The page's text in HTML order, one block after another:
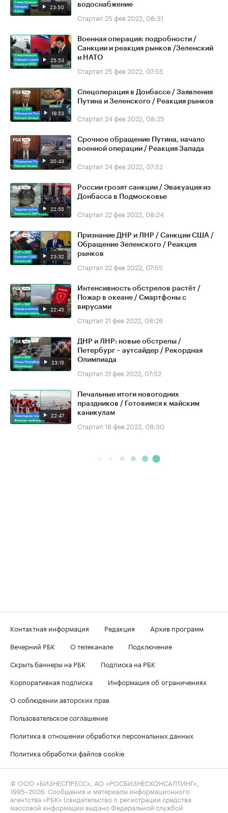
23:50
водоснабжение
Стартап 25 фев 2022, 08:31
25:53
Военная операция: подробности /
Санкции и реакция рынков /Зеленский
и НАТО
Стартап 25 фев 2022, 07:55
19:53
Спецоперация в Донбассе / Заявления
Путина и Зеленского / Реакция рынков
Стартап 24 фев 2022, 08:25
30:43
Срочное обращение Путина, начало
военной операции / Реакция Запада
Стартап 24 фев 2022, 07:52
22:55
России грозят санкции / Эвакуация из
Донбасса в Подмосковье
Стартап 22 фев 2022, 08:24
23:32
Признание ДНР и ЛНР / Санкции США /
Обращение Зеленского / Реакция
рынков
Стартап 22 фев 2022, 07:55
22:45
Интенсивность обстрелов растёт /
Пожар в океане / Смартфоны с
вирусами
Стартап 21 фев 2022, 08:26
23:15
ДНР и ЛНР: новые обстрелы /
Петербург – аутсайдер / Рекордная
Олимпиада
Стартап 21 фев 2022, 07:52
22:47
Печальные итоги новогодних
праздников / Готовимся к майским
каникулам
Стартап 18 фев 2022, 08:30
Контактная информация Редакция
Архив программ
Вечерний РБК
О телеканале
Подключение
Скрыть баннеры на РБК
Подписка на РБК
Корпоративная подписка
Информация об ограничениях
О соблюдении авторских прав
Пользовательское соглашение
Политика в отношении обработки персональных данных
Политика обработки файлов cookie
© ООО «БИЗНЕСПРЕСС», АО «РОСБИЗНЕСКОНСАЛТИНГ»,
1995–2026 . Сообщения и материалы информационного
агентства «РБК» (свидетельство о регистрации средства
массовой информации выдано Федеральной службой